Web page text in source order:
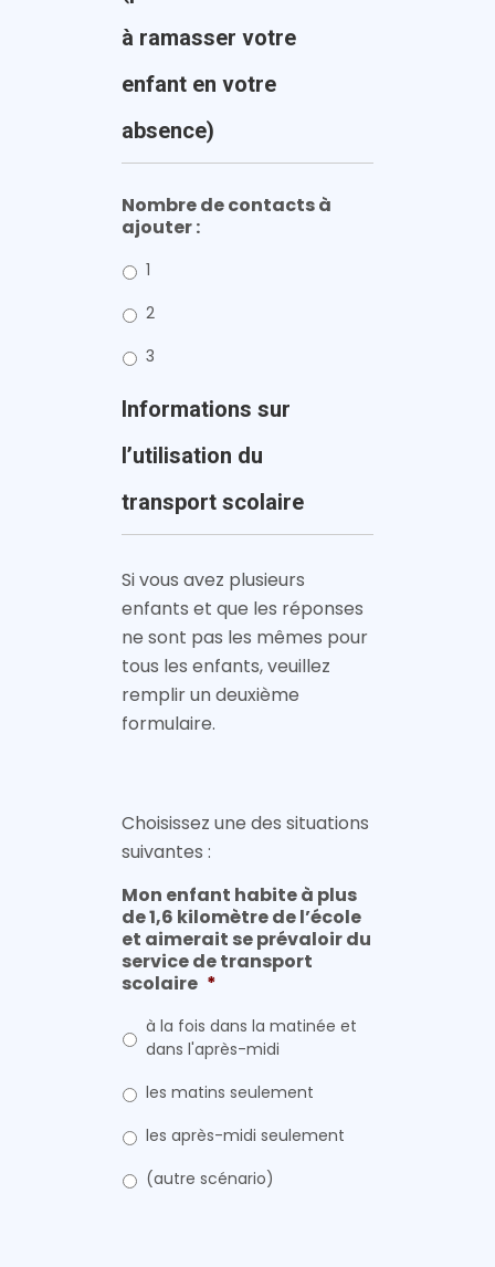
à ramasser votre
enfant en votre
absence)
Nombre de contacts à
ajouter :
1
2
3
Informations sur
l’utilisation du
transport scolaire
Si vous avez plusieurs
enfants et que les réponses
ne sont pas les mêmes pour
tous les enfants, veuillez
remplir un deuxième
formulaire.
Choisissez une des situations
suivantes :
Mon enfant habite à plus
de 1,6 kilomètre de l’école
et aimerait se prévaloir du
service de transport
scolaire *
à la fois dans la matinée et
dans l'après-midi
les matins seulement
les après-midi seulement
(autre scénario)